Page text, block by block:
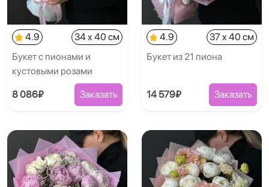
4.9
34 x 40 см
Букет с пионами и
кустовыми розами
8 086₽ Заказать
4.9
37 x 40 см
Букет из 21 пиона
14 579₽ Заказать